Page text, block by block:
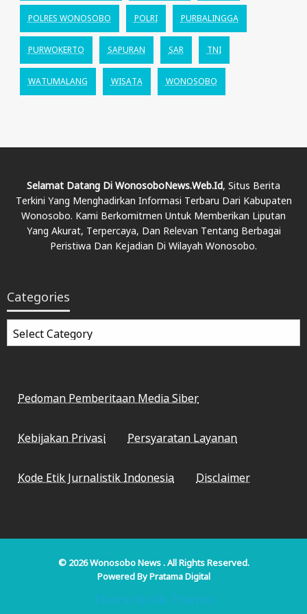
POLRES WONOSOBO POLRI PURBALINGGA
PURWOKERTO SAPURAN SAR TNI
WATUMALANG WISATA WONOSOBO
Selamat Datang Di WonosoboNews.web.id, Situs Berita
Terkini Yang Menghadirkan Informasi Terbaru Dari Kabupaten
Wonosobo. Kami Berkomitmen Untuk Memberikan Liputan
Yang Akurat, Terpercaya, Dan Relevan Tentang Berbagai
Peristiwa Dan Kejadian Di Wilayah Wonosobo.
Categories
Categories
Pedoman Pemberitaan Media Siber
Kebijakan Privasi Persyaratan Layanan
Kode Etik Jurnalistik Indonesia Disclaimer
© 2026Wonosobo News. All Rights Reserved.
Powered ByPratama Digital